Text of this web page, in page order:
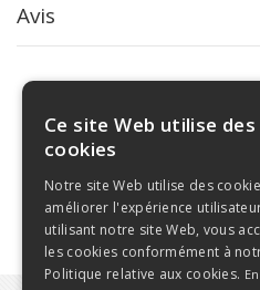
Avis
Termes de recherche
Recherche Avancée
Ce site Web utilise des
cookies
Notre site Web utilise des
améliorer l'expérience
utilisant notre site Web, vous
les cookies conformément à
Politique relative aux cookies.